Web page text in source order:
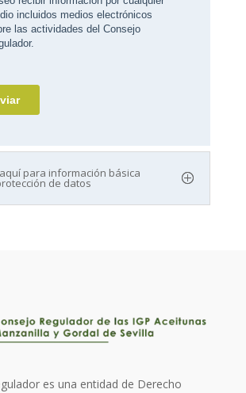
para información básica
de datos
es una entidad de Derecho